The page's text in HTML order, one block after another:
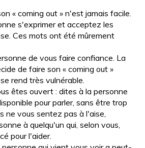
« coming out » n'est jamais facile.
s'exprimer et acceptez les
Ces mots ont été mûrement
de vous faire confiance. La
de faire son « coming out »
rend très vulnérable.
êtes ouvert : dites à la personne
pour parler, sans être trop
ne vous sentez pas à l'aise,
à quelqu'un qui, selon vous,
pour l'aider.